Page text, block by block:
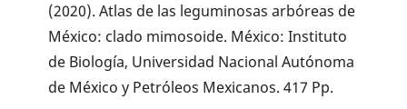
(2020). Atlas de las leguminosas arbóreas de
México: clado mimosoide. México: Instituto
de Biología, Universidad Nacional Autónoma
de México y Petróleos Mexicanos. 417 Pp.